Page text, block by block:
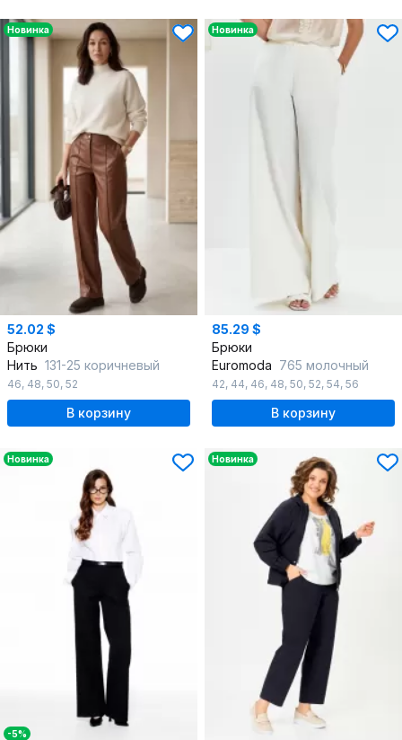
Новинка
52.02 $
Брюки
Нить 131-25 коричневый
46, 48, 50, 52
В корзину
Новинка
85.29 $
Брюки
Euromoda 765 молочный
42, 44, 46, 48, 50, 52, 54, 56
В корзину
Новинка
-5%
Новинка